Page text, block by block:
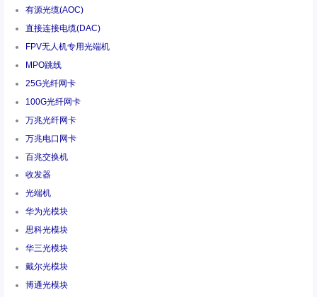
有源光缆(AOC)
直接连接电缆(DAC)
FPV无人机专用光端机
MPO跳线
25G光纤网卡
100G光纤网卡
万兆光纤网卡
万兆电口网卡
百兆交换机
收发器
光端机
华为光模块
思科光模块
华三光模块
戴尔光模块
博通光模块